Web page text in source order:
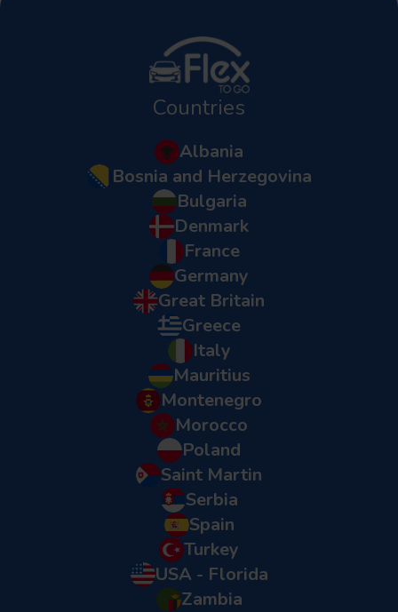
Countries
Albania
Bosnia and Herzegovina
Bulgaria
Denmark
France
Germany
Great Britain
Greece
Italy
Mauritius
Montenegro
Morocco
Poland
Saint Martin
Serbia
Spain
Turkey
USA - Florida
Zambia